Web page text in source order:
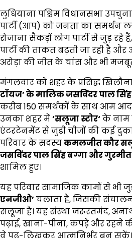
लुधियाना पश्चिम विधानसभा
पार्टी (आप) को जनता का समर्थन
रोजाना सैकड़ों लोग पार्टी से जुड़ रहे
पार्टी की ताकत बढ़ती जा रही है
अरोड़ा की जीत के चांस और भी मजबूत
मंगलवार को शहर के प्रसिद्ध
टॉयज’ के मालिक जसविंदर पाल सिंह
करीब 150 समर्थकों के साथ आम
उनका शहर में‘सलूजा स्टोर‘के नाम
एंटरटेनमेंट से जुड़ी चीजों की कई
परिवार के सदस्यकमलजीत कौर
जसविंदर पाल सिंह बग्गा और गुरमीत
शामिल हुए।
यह परिवार सामाजिक कामों से भी
एनजीओ’चलाता है, जिसकी
सलूजा हैं। यह संस्था जरूरतमंद,
पढ़ाई, खाना-पीना, कपड़े और रहने